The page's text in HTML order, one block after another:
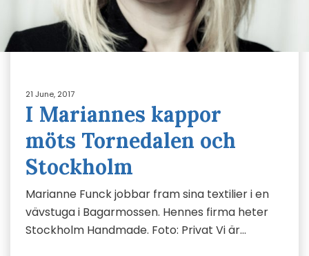
21 June, 2017
I Mariannes kappor
möts Tornedalen och
Stockholm
Marianne Funck jobbar fram sina textilier i en
vävstuga i Bagarmossen. Hennes firma heter
Stockholm Handmade. Foto: Privat Vi är…